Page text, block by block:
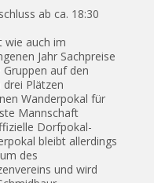
ab ca. 18:30
wie auch im
Jahr Sachpreise
Gruppen auf den
drei Plätzen
Wanderpokal für
Mannschaft
Dorfpokal-
bleibt allerdings
des
und wird